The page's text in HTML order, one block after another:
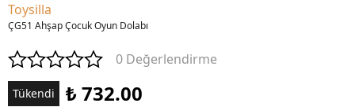
Toysilla
ÇG51 Ahşap Çocuk Oyun Dolabı
0 Değerlendirme
Tükendi ₺ 732.00